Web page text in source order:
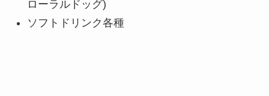
ローラルドッグ)
ソフトドリンク各種